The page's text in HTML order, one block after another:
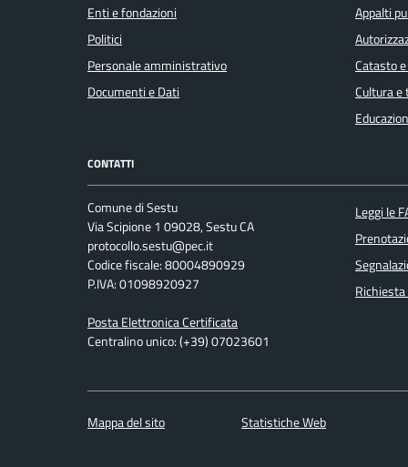
Enti e fondazioni
Politici
Personale amministrativo
Documenti e Dati
Appalti
Catasto
Cultura e
CONTATTI
Comune di Sestu
Via Scipione 1 09028, Sestu CA
protocollo.sestu@pec.it
Codice fiscale: 80004890929
P.IVA: 01098920927
Posta Elettronica Certificata
Centralino unico: (+39) 07023601
Leggi le
Mappa del sito Statistiche Web